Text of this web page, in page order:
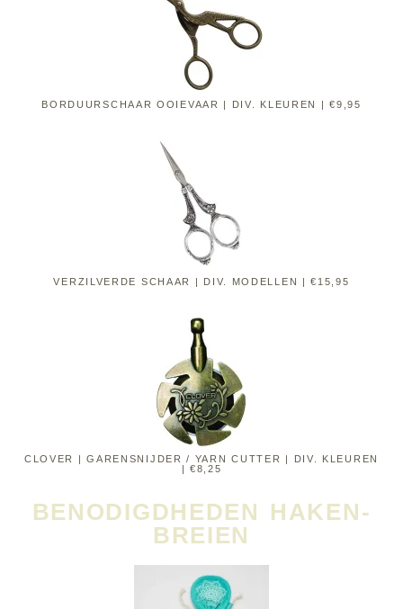
BORDUURSCHAAR OOIEVAAR | DIV. KLEUREN | €9,95
VERZILVERDE SCHAAR | DIV. MODELLEN | €15,95
CLOVER | GARENSNIJDER / YARN CUTTER | DIV. KLEUREN
| €8,25
BENODIGDHEDEN HAKEN-
BREIEN